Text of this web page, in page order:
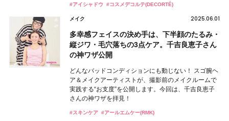
#アイシャドウ #コスメデコルテ(DECORTÉ)
メイク 2025.06.01
多幸感フェイスの決め手は、下半顔のたるみ・
縦ジワ・毛穴落ちの3点ケア。千吉良恵子さん
の神ワザ公開
どんなバッドコンディションにも動じない！ スゴ腕ヘ
ア＆メイクアーティストが、撮影前のメイクルームで
実践する“お支度”を公開します。今回は、千吉良恵子
さんの神ワザを拝見！
#スキンケア #アールエムケー(RMK)